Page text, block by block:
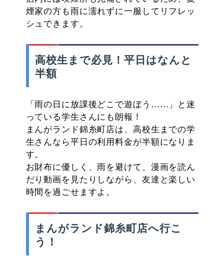
煙家の方も雨に濡れずに一服してリフレッ
シュできます。
高校生まで必見！平日はなんと
半額
「雨の日に放課後どこで遊ぼう……」と迷
っている学生さんにも朗報！
まんがランド錦糸町店は、高校生までの学
生さんなら平日の利用料金が半額になりま
す。
お財布に優しく、雨を避けて、漫画を読ん
だり動画を見たりしながら、友達と楽しい
時間を過ごせますよ。
まんがランド錦糸町店へ行こ
う！